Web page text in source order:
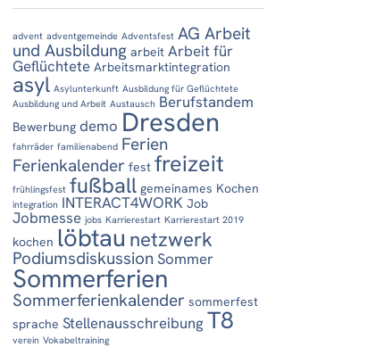
advent adventgemeinde Adventsfest AG Arbeit
und Ausbildung arbeit Arbeit für
Geflüchtete Arbeitsmarktintegration
asyl Asylunterkunft Ausbildung für Geflüchtete
Ausbildung und Arbeit Austausch Berufstandem
Bewerbung demo Dresden
fahrräder familienabend Ferien
Ferienkalender fest freizeit
frühlingsfest fußball gemeinames Kochen
integration INTERACT4WORK Job
Jobmesse jobs Karrierestart Karrierestart 2019
kochen löbtau netzwerk
PodiumsdiskussionSommer
Sommerferien
Sommerferienkalender sommerfest
sprache Stellenausschreibung T8
verein Vokabeltraining